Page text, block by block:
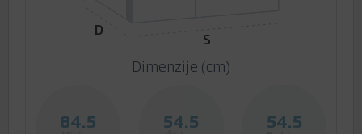
D
S
Dimenzije (cm)
84.5 54.5 54.5